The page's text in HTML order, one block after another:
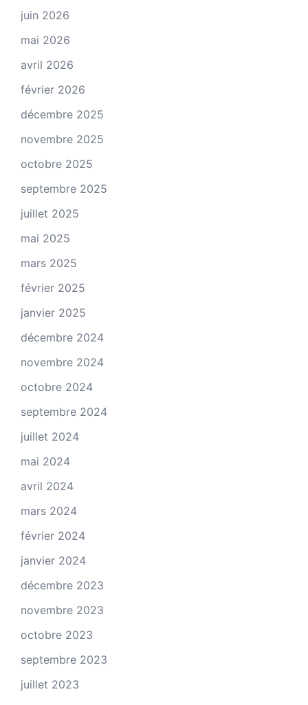
juin 2026
mai 2026
avril 2026
février 2026
décembre 2025
novembre 2025
octobre 2025
septembre 2025
juillet 2025
mai 2025
mars 2025
février 2025
janvier 2025
décembre 2024
novembre 2024
octobre 2024
septembre 2024
juillet 2024
mai 2024
avril 2024
mars 2024
février 2024
janvier 2024
décembre 2023
novembre 2023
octobre 2023
septembre 2023
juillet 2023